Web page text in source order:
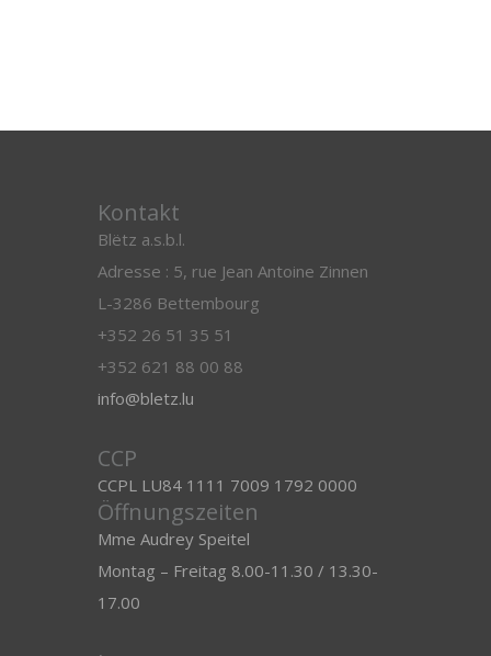
Kontakt
Blëtz a.s.b.l.
Adresse : 5, rue Jean Antoine Zinnen
L-3286 Bettembourg
+352 26 51 35 51
+352 621 88 00 88
info@bletz.lu
CCP
CCPL LU84 1111 7009 1792 0000
Öffnungszeiten
Mme Audrey Speitel
Montag – Freitag 8.00-11.30 / 13.30-
17.00